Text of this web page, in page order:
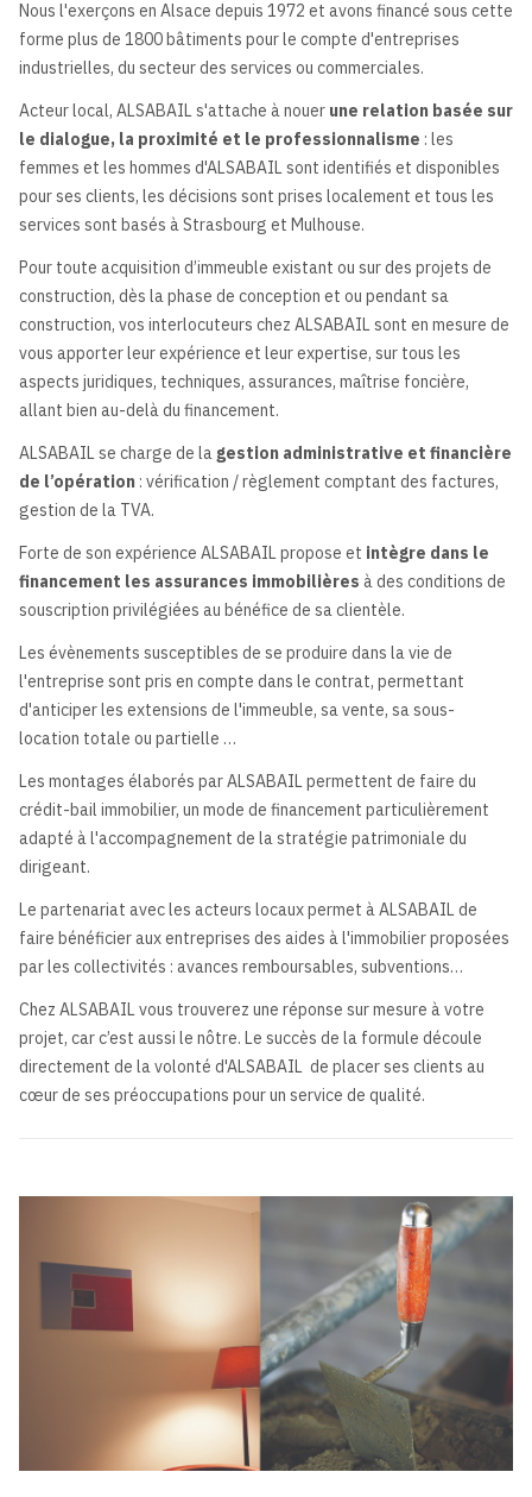
Nous l'exerçons en Alsace depuis 1972 et avons financé sous cette
forme plus de 1800 bâtiments pour le compte d'entreprises
industrielles, du secteur des services ou commerciales.
Acteur local, ALSABAIL s'attache à nouer une relation basée sur
le dialogue, la proximité et le professionnalisme : les
femmes et les hommes d'ALSABAIL sont identifiés et disponibles
pour ses clients, les décisions sont prises localement et tous les
services sont basés à Strasbourg et Mulhouse.
Pour toute acquisition d’immeuble existant ou sur des projets de
construction, dès la phase de conception et ou pendant sa
construction, vos interlocuteurs chez ALSABAIL sont en mesure de
vous apporter leur expérience et leur expertise, sur tous les
aspects juridiques, techniques, assurances, maîtrise foncière,
allant bien au-delà du financement.
ALSABAIL se charge de la gestion administrative et financière
de l’opération : vérification / règlement comptant des factures,
gestion de la TVA.
Forte de son expérience ALSABAIL propose et intègre dans le
financement les assurances immobilières à des conditions de
souscription privilégiées au bénéfice de sa clientèle.
Les évènements susceptibles de se produire dans la vie de
l'entreprise sont pris en compte dans le contrat, permettant
d'anticiper les extensions de l'immeuble, sa vente, sa sous-
location totale ou partielle …
Les montages élaborés par ALSABAIL permettent de faire du
crédit-bail immobilier, un mode de financement particulièrement
adapté à l'accompagnement de la stratégie patrimoniale du
dirigeant.
Le partenariat avec les acteurs locaux permet à ALSABAIL de
faire bénéficier aux entreprises des aides à l'immobilier proposées
par les collectivités : avances remboursables, subventions…
Chez ALSABAIL vous trouverez une réponse sur mesure à votre
projet, car c’est aussi le nôtre. Le succès de la formule découle
directement de la volonté d'ALSABAIL de placer ses clients au
cœur de ses préoccupations pour un service de qualité.